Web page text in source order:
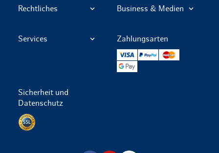
Rechtliches Business & Medien
Services Zahlungsarten
PayPal
Sicherheit und
Datenschutz